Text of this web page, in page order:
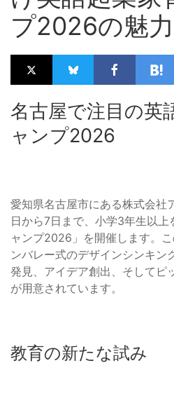
プ2026の魅
名古屋で注目の英
ャンプ2026
愛知県名古屋市にある株式会
日から7日まで、小学3年生以上
ャンプ2026」を開催します。
ンバレー式のデザインシンキン
発見、アイデア創出、そしてピ
が用意されています。
教育の新たな試み